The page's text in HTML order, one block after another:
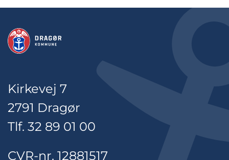
Kirkevej 7
2791 Dragør
Tlf. 32 89 01 00
CVR-nr. 12881517